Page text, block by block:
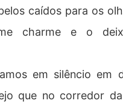
caídos para os
charme e o
em silêncio em
que no corredor